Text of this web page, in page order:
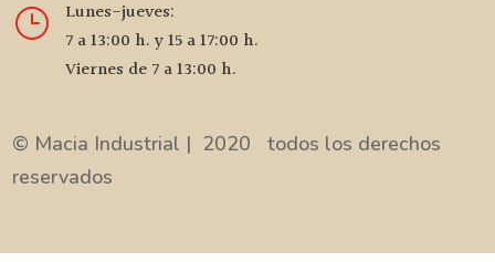
}
Lunes-jueves:
7 a 13:00 h. y 15 a 17:00 h.
Viernes de 7 a 13:00 h.
© Macia Industrial | 2020 todos los derechos
reservados